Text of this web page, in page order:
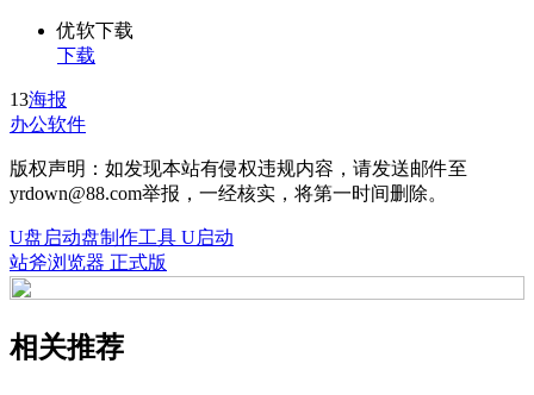
优软下载
下载
13海报
办公软件
版权声明：如发现本站有侵权违规内容，请发送邮件至
yrdown@88.com举报，一经核实，将第一时间删除。
U盘启动盘制作工具 U启动
站斧浏览器 正式版
相关推荐